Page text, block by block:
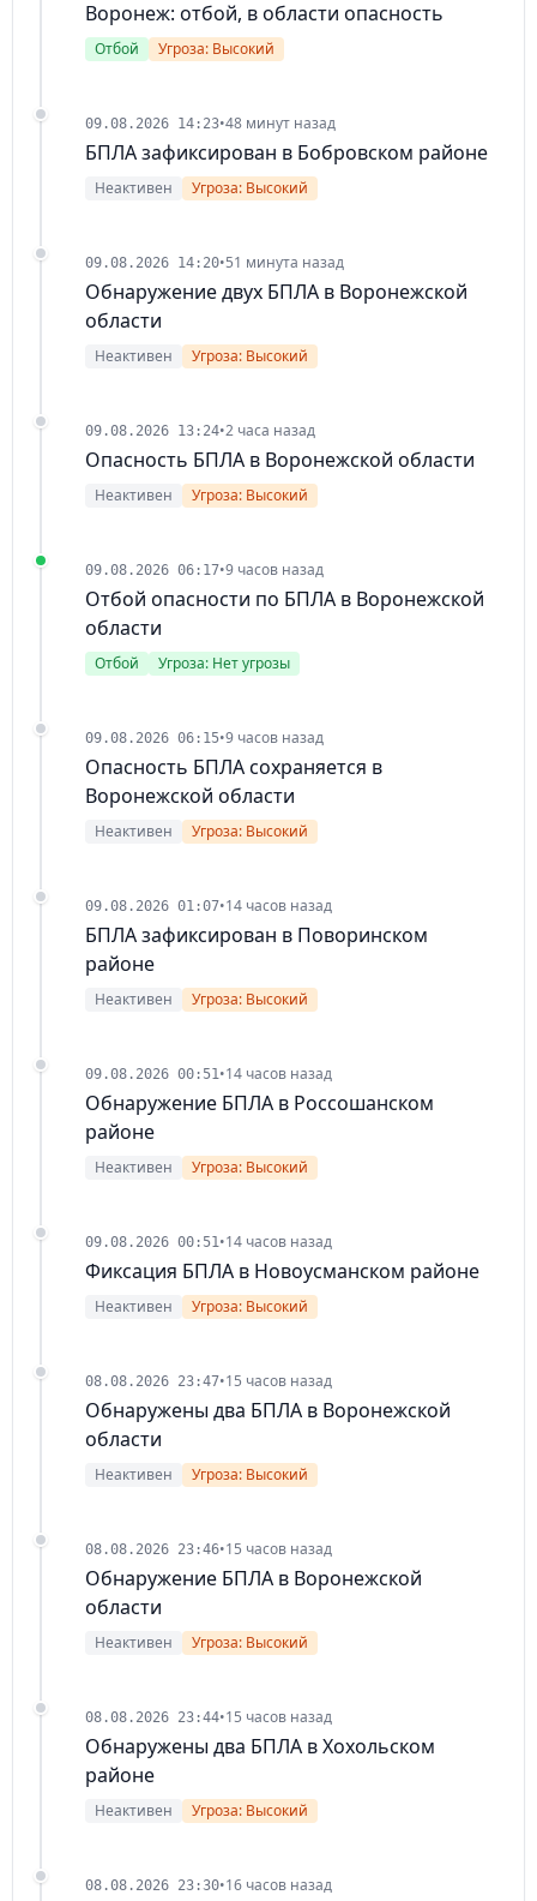
Воронеж: отбой, в области опасность
Отбой Угроза: Высокий
09.08.2026 14:23•48 минут назад
БПЛА зафиксирован в Бобровском районе
Неактивен Угроза: Высокий
09.08.2026 14:20•51 минута назад
Обнаружение двух БПЛА в Воронежской
области
Неактивен Угроза: Высокий
09.08.2026 13:24•2 часа назад
Опасность БПЛА в Воронежской области
Неактивен Угроза: Высокий
09.08.2026 06:17•9 часов назад
Отбой опасности по БПЛА в Воронежской
области
Отбой Угроза: Нет угрозы
09.08.2026 06:15•9 часов назад
Опасность БПЛА сохраняется в
Воронежской области
Неактивен Угроза: Высокий
09.08.2026 01:07•14 часов назад
БПЛА зафиксирован в Поворинском
районе
Неактивен Угроза: Высокий
09.08.2026 00:51•14 часов назад
Обнаружение БПЛА в Россошанском
районе
Неактивен Угроза: Высокий
09.08.2026 00:51•14 часов назад
Фиксация БПЛА в Новоусманском районе
Неактивен Угроза: Высокий
08.08.2026 23:47•15 часов назад
Обнаружены два БПЛА в Воронежской
области
Неактивен Угроза: Высокий
08.08.2026 23:46•15 часов назад
Обнаружение БПЛА в Воронежской
области
Неактивен Угроза: Высокий
08.08.2026 23:44•15 часов назад
Обнаружены два БПЛА в Хохольском
районе
Неактивен Угроза: Высокий
08.08.2026 23:30•16 часов назад